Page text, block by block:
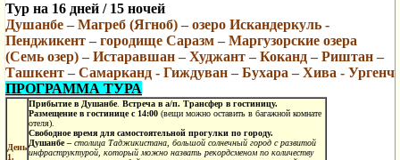
Тур на 16 дней / 15 ночей
Душанбе – Магреб (Ягноб) – озеро Искандеркуль -
Пенджикент – городище Саразм – Маргузорские озера
(Семь озер) – Истаравшан – Худжант – Коканд – Риштан –
Ташкент – Самарканд - Гиждуван – Бухара – Хива - Ургенч
ПРОГРАММА ТУРА
День
1.
Прибытие в Душанбе. Встреча в а/п. Трансфер в гостиницу.
Размещение в гостинице с 14:00 (вещи можно оставить в багажной комнате
отеля).
Свободное время для самостоятельной прогулки по городу.
Душанбе – столица Таджикистана, большой солнечный город с развитой
инфраструктурой, который можно назвать рекордсменом по количеству